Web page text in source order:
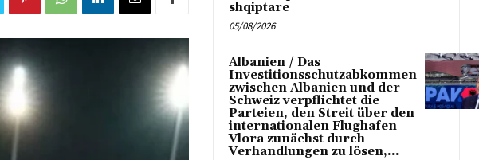
shqiptare
05/08/2026
Albanien / Das
Investitionsschutzabkommen
zwischen Albanien und der
Schweiz verpflichtet die
Parteien, den Streit über den
internationalen Flughafen
Vlora zunächst durch
Verhandlungen zu lösen,...